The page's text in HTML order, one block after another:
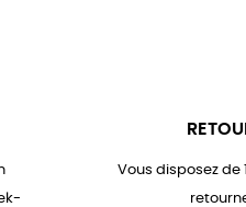
Vous disposez de